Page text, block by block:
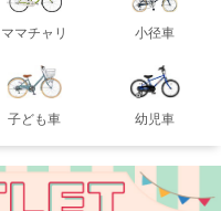
ママチャリ 小径車
子ども車 幼児車